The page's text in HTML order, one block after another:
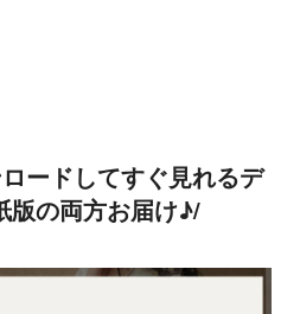
ードしてすぐ見れるデ
版の両方お届け♪/